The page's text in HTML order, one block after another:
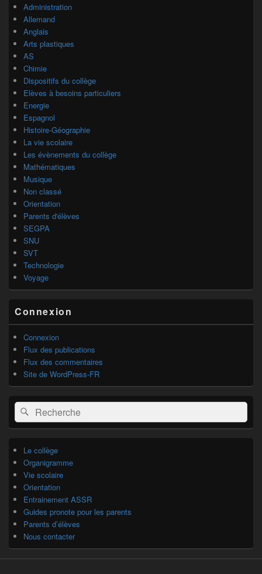
Administration
Allemand
Anglais
Arts plastiques
AS
Chimie
Dispositifs du collège
Elèves à besoins particuliers
Energie
Espagnol
Histoire-Géographie
La vie scolaire
Les évènements du collège
Mathématiques
Musique
Non classé
Orientation
Parents d'élèves
SEGPA
SNU
SVT
Technologie
Voyage
Connexion
Connexion
Flux des publications
Flux des commentaires
Site de WordPress-FR
Recherche :Rechercher
Le collège
Organigramme
Vie scolaire
Orientation
Entrainement ASSR
Guides pronote pour les parents
Parents d’élèves
Nous contacter